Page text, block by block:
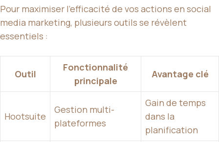
Pour maximiser l’efficacité de vos actions en social
media marketing, plusieurs outils se révèlent
essentiels :
Outil
Fonctionnalité
principale
Avantage clé
Hootsuite
Gestion multi-
plateformes
Gain de temps
dans la
planification